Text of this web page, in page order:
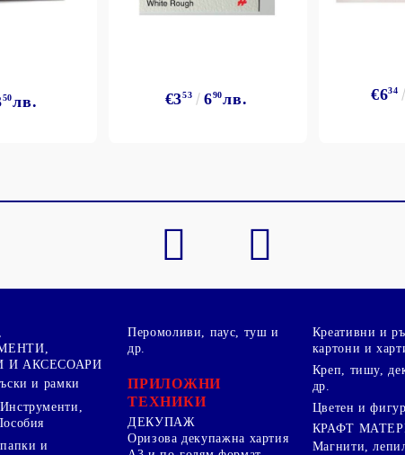
50лв. €353 690лв. €634
И АКСЕСОАРИ
и рамки
и
Перомоливи, паус, туш и
др.
ПРИЛОЖНИ
ТЕХНИКИ
ДЕКУПАЖ
Оризова декупажна хартия
Креативни и
картони и
Креп, тишу,
др.
Цветен и
КРАФТ
Магнити,